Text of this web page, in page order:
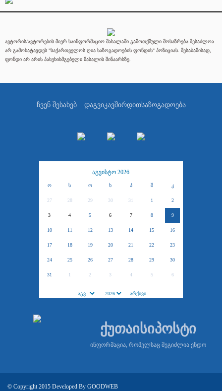
ავტორის/ავტორების მიერ საინფორმაციო მასალაში გამოთქმული მოსაზრება შესაძლოა
არ გამოხატავდეს "საქართველოს ღია საზოგადოების ფონდის" პოზიციას. შესაბამისად,
ფონდი არ არის პასუხისმგებელი მასალის შინაარსზე.
ჩვენ შესახებ დაგვიკავშირდითსაზოგადოება
აგვისტო 2026
ო ს ო ხ პ შ კ
27 28 29 30 31 1 2
3 4 5 6 7 8 9
10 11 12 13 14 15 16
17 18 19 20 21 22 23
24 25 26 27 28 29 30
31 1 2 3 4 5 6
ქუთაისიპოსტი
ინფორმაცია, რომელსაც შეგიძლია ენდო
© Copyright 2015 Developed By GOODWEB